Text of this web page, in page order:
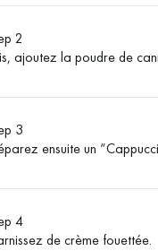
2
ajoutez la poudre de
3
ensuite un
4
de crème fouettée.